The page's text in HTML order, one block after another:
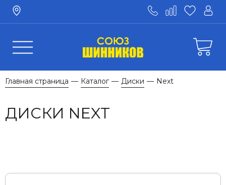
Главная страница — Каталог — Диски — Next
ДИСКИ NEXT